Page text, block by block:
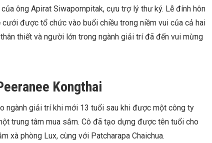
ông Apirat Siwapornpitak, cựu trợ lý thư ký. Lễ đính hôn
được tổ chức vào buổi chiều trong niềm vui của cả hai
thiết và người lớn trong ngành giải trí đã đến vui mừng
Kongthai
ngành giải trí khi mới 13 tuổi sau khi được một công ty
trung tâm mua sắm. Cô đã tạo dựng được tên tuổi cho
xà phòng Lux, cùng với Patcharapa Chaichua.